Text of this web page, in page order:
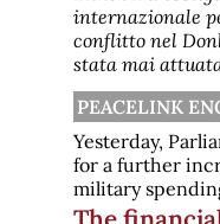
restituirlo
Il vero costo del
potrebbe arrivare a
rispetto ai 14,9
riceverebbe se
È quanto emerge da
analisi
monitora le spese
scorsi, il governo
[disarmo]
Artificiale e armi
internazionale
conflitto nel
stata mai
PEACELINK
Yesterday,
for a further
military